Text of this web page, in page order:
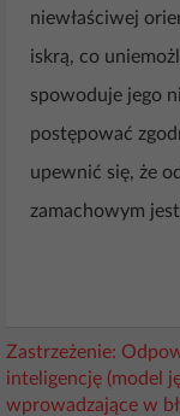
niewłaściwej
iskrą, co
spowoduje jego
postępować
upewnić się, że
zamachowym
Zastrzeżenie:
inteligencję (model
wprowadzające w